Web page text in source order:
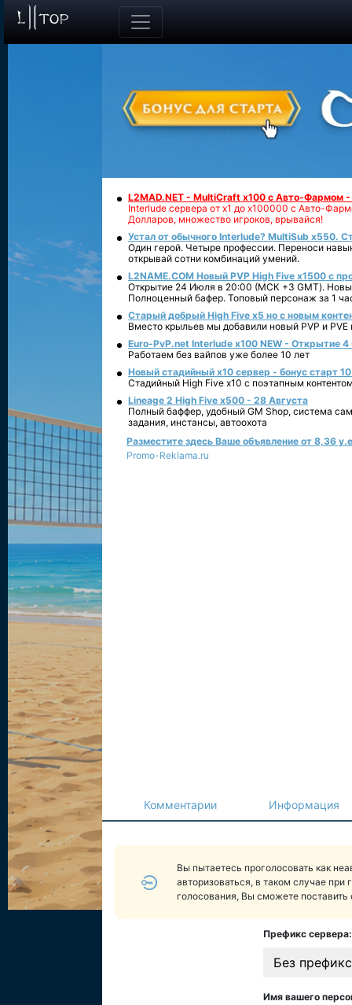
L2MAD.NET - MultiCraft x100 с Авто-Фармом
Interlude сервера от х1 до х100000 с Авто-
Долларов, множество игроков, врывайся!
Устал от обычного Interlude? MultiSub x550.
Один герой. Четыре профессии. Переноси
открывай сотни комбинаций умений.
L2NAME.COM Новый PVP High Five x1500 с
Открытие 24 Июля в 20:00 (МСК +3 GMT).
Полноценный бафер. Топовый персонаж за 1
Старый добрый High Five x5 но с новым
Вместо крыльев мы добавили новый PVP и PVE
Euro-PvP.net Interlude х100 NEW - Открытие 4
Работаем без вайпов уже более 10 лет
Новый стадийный х10 сервер - бонус старт
Стадийный High Five x10 с поэтапным
Lineage 2 High Five x500 - 28 Августа
Полный баффер, удобный GM Shop, система
задания, инстансы, автоохота
Разместите здесь Ваше объявление от 8,36
Promo-Reklama.ru
Комментарии Информация
Вы пытаетесь проголосовать как
авторизоваться, в таком случае при
голосования, Вы сможете поставить
Префикс сервера:
Без
Имя вашего